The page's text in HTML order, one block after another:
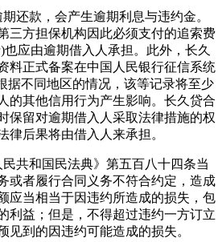
还款，会产生逾期利息与违约金。
三方担保机构因此必须支付的追索费
应由逾期借入人承担。此外，长久
料正式备案在中国人民银行征信系统
据不同地区的情况，该等记录将至少
的其他信用行为产生影响。长久贷合
保留对逾期借入人采取法律措施的权
律后果将由借入人来承担。
共和国民法典》第五百八十四条当
或者履行合同义务不符合约定，造成
应当相当于因违约所造成的损失，包
利益；但是，不得超过违约一方订立
见到的因违约可能造成的损失。